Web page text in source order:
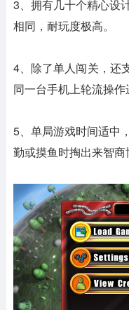
3、拥有几十个精心设
相同，耐玩度极高。
4、除了单人闯关，还
同一台手机上轮流操作
5、单局游戏时间适中
勤或摸鱼时掏出来智商